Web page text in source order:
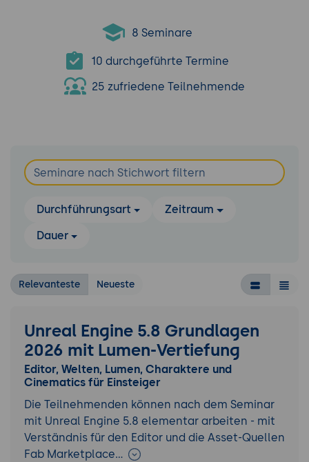
8 Seminare
10 durchgeführte Termine
25 zufriedene Teilnehmende
Durchführungsart
Zeitraum
Dauer
Relevanteste Neueste
Unreal Engine 5.8 Grundlagen
2026 mit Lumen-Vertiefung
Editor, Welten, Lumen, Charaktere und
Cinematics für Einsteiger
Die Teilnehmenden können nach dem Seminar
mit Unreal Engine 5.8 elementar arbeiten - mit
Verständnis für den Editor und die Asset-Quellen
Fab Marketplace…